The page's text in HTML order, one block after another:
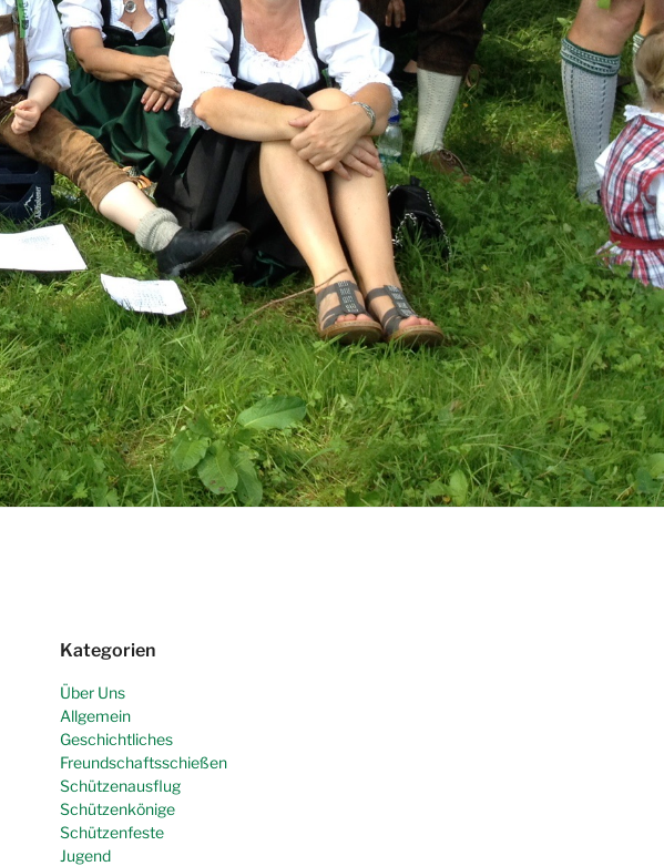
Kategorien
Über Uns
Allgemein
Geschichtliches
Freundschaftsschießen
Schützenausflug
Schützenkönige
Schützenfeste
Jugend